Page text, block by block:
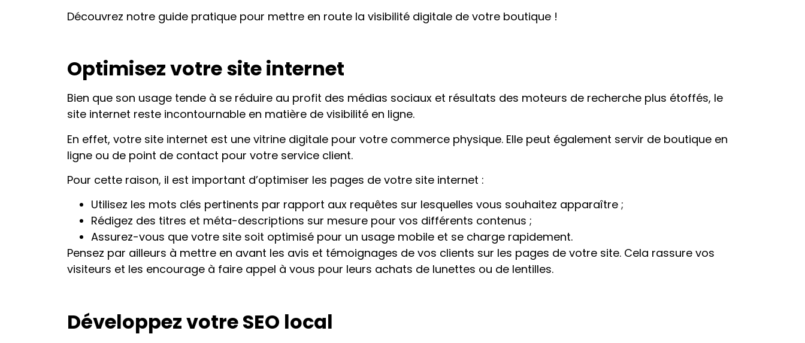
Découvrez notre guide pratique pour mettre en route la visibilité digitale de votre boutique !
Optimisez votre site internet
Bien que son usage tende à se réduire au profit des médias sociaux et résultats des moteurs de recherche plus étoffés, le
site internet reste incontournable en matière de visibilité en ligne.
En effet, votre site internet est une vitrine digitale pour votre commerce physique. Elle peut également servir de boutique en
ligne ou de point de contact pour votre service client.
Pour cette raison, il est important d’optimiser les pages de votre site internet :
Utilisez les mots clés pertinents par rapport aux requêtes sur lesquelles vous souhaitez apparaître ;
Rédigez des titres et méta-descriptions sur mesure pour vos différents contenus ;
Assurez-vous que votre site soit optimisé pour un usage mobile et se charge rapidement.
Pensez par ailleurs à mettre en avant les avis et témoignages de vos clients sur les pages de votre site. Cela rassure vos
visiteurs et les encourage à faire appel à vous pour leurs achats de lunettes ou de lentilles.
Développez votre SEO local